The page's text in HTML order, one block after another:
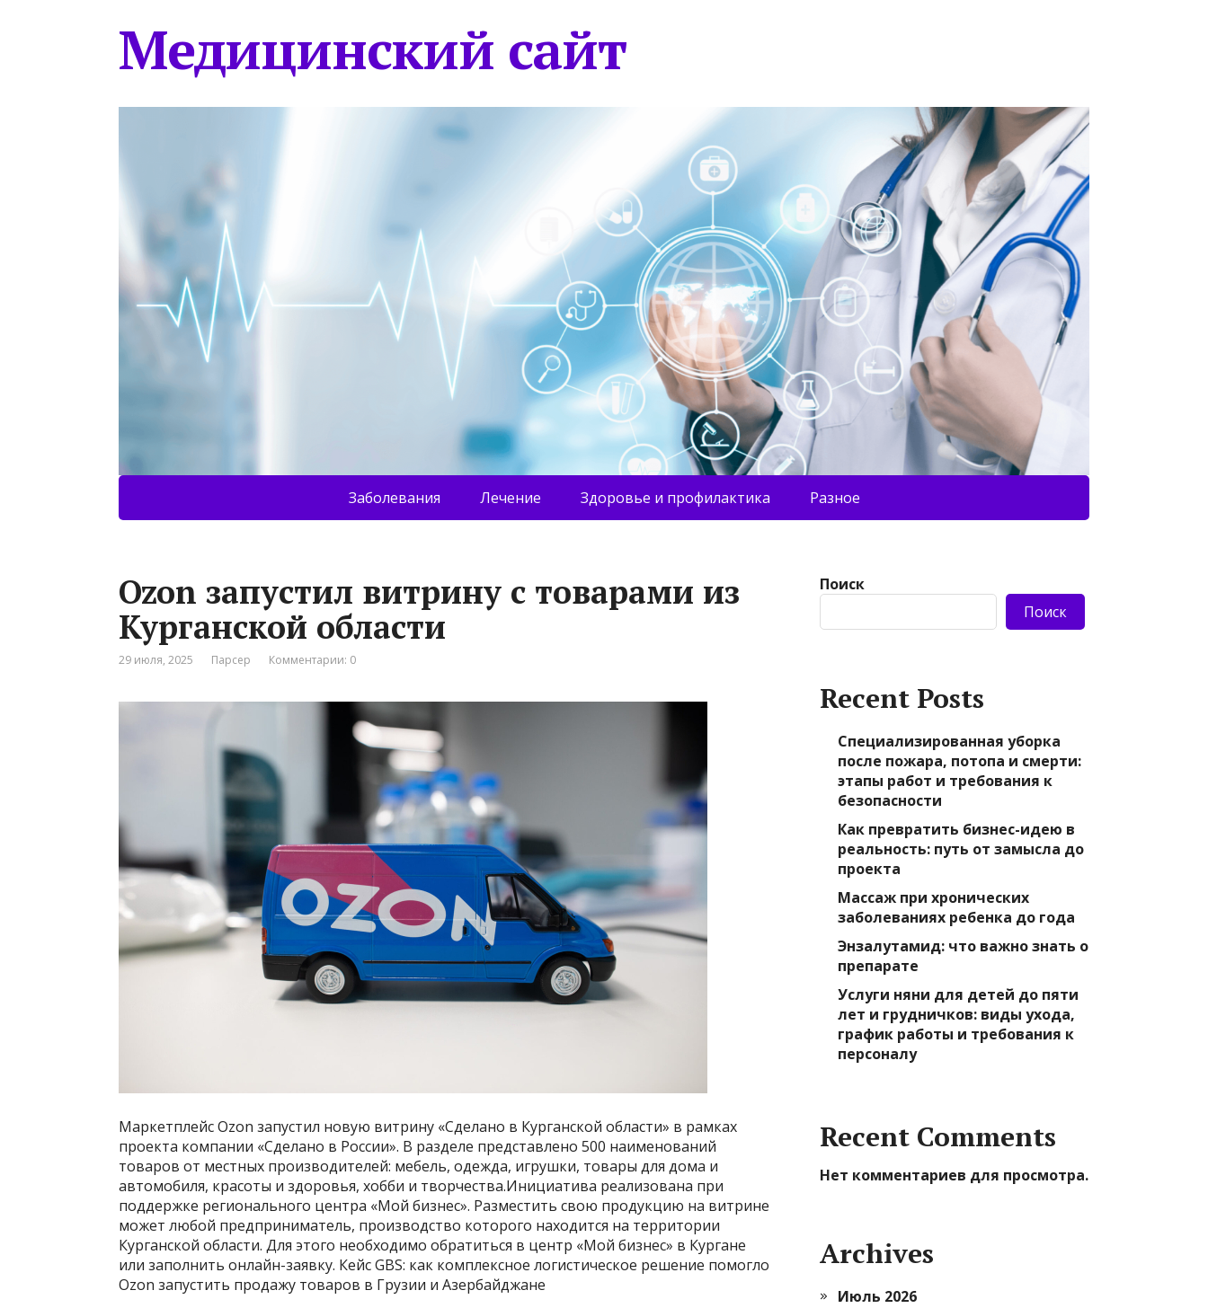
Медицинский сайт
Заболевания Лечение Здоровье и профилактика Разное
Ozon запустил витрину с товарами из
Курганской области
29 июля, 2025 Парсер Комментарии: 0
Маркетплейс Ozon запустил новую витрину «Сделано в Курганской области» в рамках
проекта компании «Сделано в России». В разделе представлено 500 наименований
товаров от местных производителей: мебель, одежда, игрушки, товары для дома и
автомобиля, красоты и здоровья, хобби и творчества.Инициатива реализована при
поддержке регионального центра «Мой бизнес». Разместить свою продукцию на витрине
может любой предприниматель, производство которого находится на территории
Курганской области. Для этого необходимо обратиться в центр «Мой бизнес» в Кургане
или заполнить онлайн-заявку. Кейс GBS: как комплексное логистическое решение помогло
Ozon запустить продажу товаров в Грузии и Азербайджане
Поиск
Поиск
Recent Posts
Специализированная уборка
после пожара, потопа и смерти:
этапы работ и требования к
безопасности
Как превратить бизнес-идею в
реальность: путь от замысла до
проекта
Массаж при хронических
заболеваниях ребенка до года
Энзалутамид: что важно знать о
препарате
Услуги няни для детей до пяти
лет и грудничков: виды ухода,
график работы и требования к
персоналу
Recent Comments
Нет комментариев для просмотра.
Archives
Июль 2026